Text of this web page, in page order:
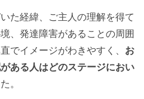
た経緯、ご主人の理解を得て
、発達障害があることの周囲
でイメージがわきやすく、 お
ある人はどのステージにおい
。